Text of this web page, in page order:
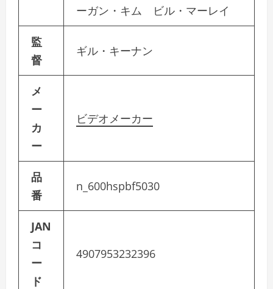
ーガン・キム ビル・マーレイ
監
督
ギル・キーナン
メ
ー
カ
ー
ビデオメーカー
品
番
n_600hspbf5030
JAN
コ
ー
ド
4907953232396